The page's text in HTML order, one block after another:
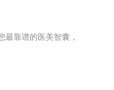
靠谱的医美智囊，